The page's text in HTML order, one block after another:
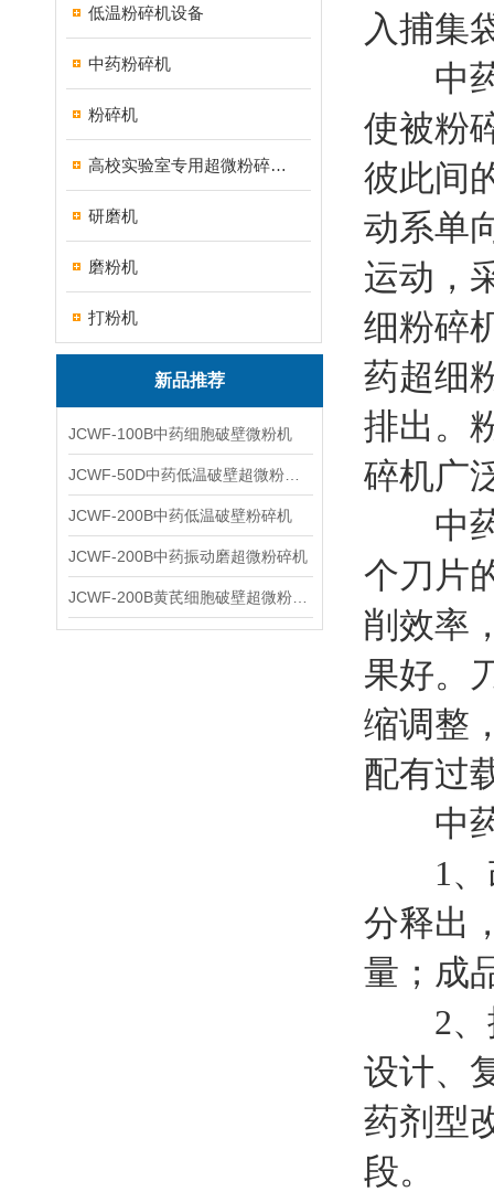
低温粉碎机设备
中药粉碎机
粉碎机
高校实验室专用超微粉碎机设备
研磨机
磨粉机
打粉机
新品推荐
JCWF-100B中药细胞破壁微粉机
JCWF-200B中药低温破壁粉碎机
JCWF-200B中药振动磨超微粉碎机
入捕集
中药
使被粉
彼此间
动系单
运动，
细粉碎
药超细
排出。
碎机广
中药
个刀片
削效率
果好。
缩调整
配有过
中药
1、改
分释出
量；成
2、提
设计、
药剂型
段。